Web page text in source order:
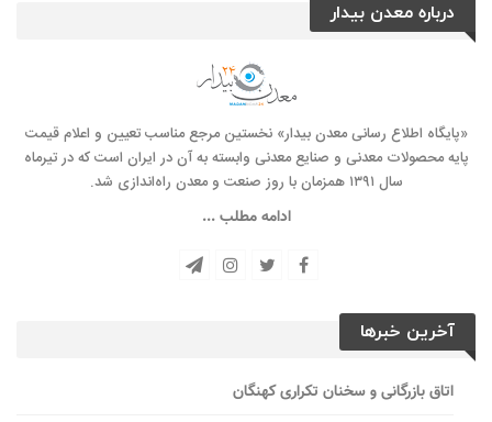
درباره معدن بیدار
«پایگاه اطلاع رسانی معدن بیدار» نخستین مرجع مناسب تعیین و اعلام قیمت
پایه محصولات معدنی و صنایع معدنی وابسته به آن در ایران است که در تیرماه
سال ۱۳۹۱ همزمان با روز صنعت و معدن راه‌‌اندازی شد.
ادامه مطلب ...
آخرین خبرها
اتاق بازرگانی و سخنان تکراری کهنگان